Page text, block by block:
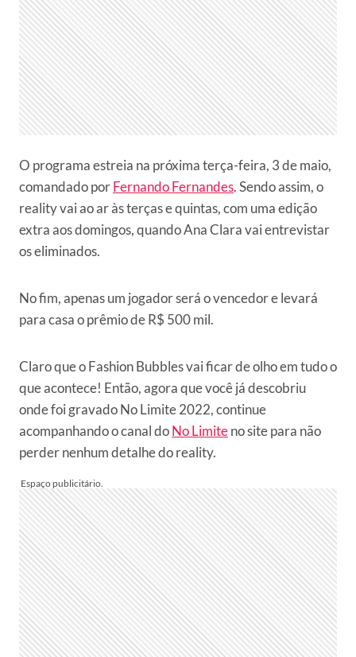
O programa estreia na próxima terça-feira, 3 de maio,
comandado porFernando Fernandes. Sendo assim, o
reality vai ao ar às terças e quintas, com uma edição
extra aos domingos, quando Ana Clara vai entrevistar
os eliminados.
No fim, apenas um jogador será o vencedor e levará
para casa o prêmio de R$ 500 mil.
Claro que o Fashion Bubbles vai ficar de olho em tudo o
que acontece! Então, agora que você já descobriu
onde foi gravado No Limite 2022, continue
acompanhando o canal doNo Limiteno site para não
perder nenhum detalhe do reality.